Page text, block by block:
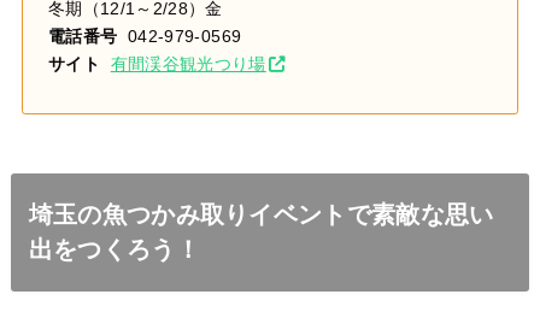
冬期（12/1～2/28）金
電話番号 042-979-0569
サイト 有間渓谷観光つり場
埼玉の魚つかみ取りイベントで素敵な思い
出をつくろう！